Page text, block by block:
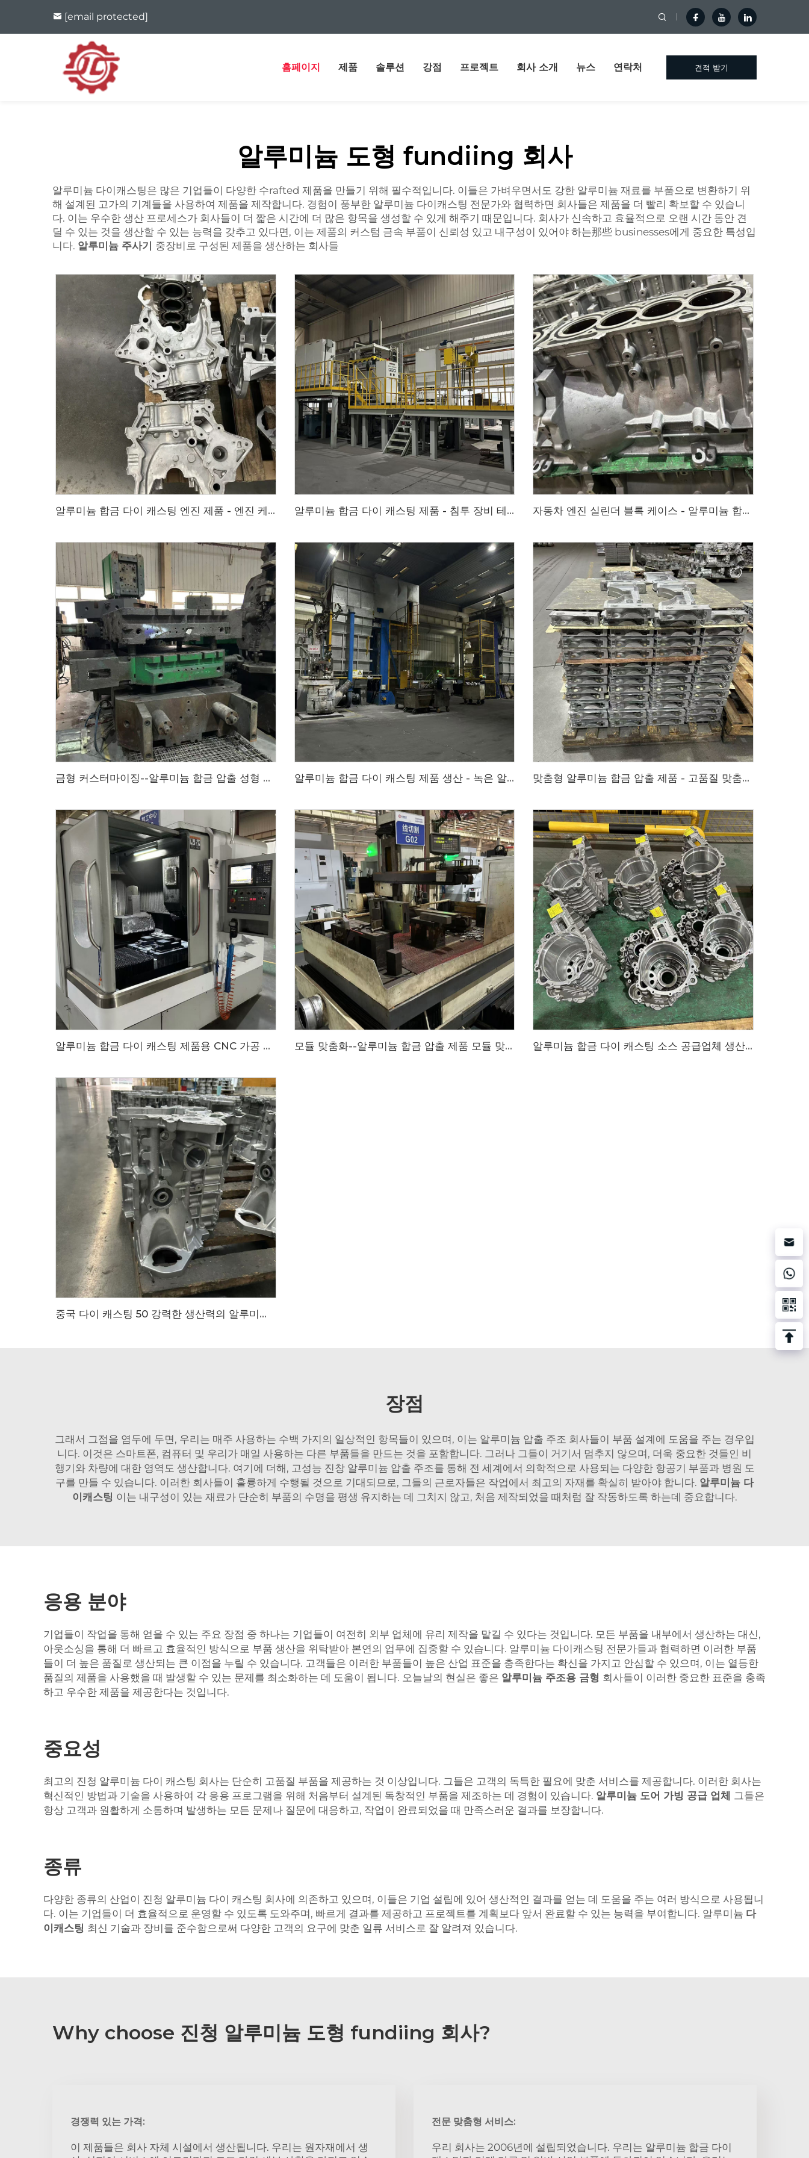
[email protected]
홈페이지 제품 솔루션 강점 프로젝트 회사 소개 뉴스 연락처 견적 받기
알루미늄 도형 fundiing 회사
알루미늄 다이캐스팅은 많은 기업들이 다양한 수rafted 제품을 만들기 위해 필수적입니다. 이들은 가벼우면서도 강한 알루미늄 재료를 부품으로 변환하기 위
해 설계된 고가의 기계들을 사용하여 제품을 제작합니다. 경험이 풍부한 알루미늄 다이캐스팅 전문가와 협력하면 회사들은 제품을 더 빨리 확보할 수 있습니
다. 이는 우수한 생산 프로세스가 회사들이 더 짧은 시간에 더 많은 항목을 생성할 수 있게 해주기 때문입니다. 회사가 신속하고 효율적으로 오랜 시간 동안 견
딜 수 있는 것을 생산할 수 있는 능력을 갖추고 있다면, 이는 제품의 커스텀 금속 부품이 신뢰성 있고 내구성이 있어야 하는那些 businesses에게 중요한 특성입
니다. 알루미늄 주사기 중장비로 구성된 제품을 생산하는 회사들
알루미늄 합금 다이 캐스팅 엔진 제품 - 엔진 케이스 다이 캐스팅, 변속기 케이스 다이 캐스팅, 고품질 알루미늄 합금 다이 캐스팅 케이스 공급업체 알루미늄 합금 다이 캐스팅 제품 - 침투 장비 테스트를 통한 고품질 알루미늄 합금 다이 캐스팅 제품, 고객 품질 요구 사항 충족 자동차 엔진 실린더 블록 케이스 - 알루미늄 합금 다이 캐스팅 제품 커스터마이징, 고품질 OEM 제품 품질 맞춤 알루미늄 합금 다이 캐스팅 제품
금형 커스터마이징--알루미늄 합금 압출 성형 제품 금형 커스터마이징, 다양한 유형의 제품 금형 커스터마이징, 금형 커스터마이징에 중점 알루미늄 합금 다이 캐스팅 제품 생산 - 녹은 알루미늄에서 금형 생산까지, 완전한 알루미늄 합금 다이 캐스팅 제품 생산 공정, 도면으로 맞춤 제작 환영 맞춤형 알루미늄 합금 압출 제품 - 고품질 맞춤형 알루미늄 합금 압출 제품, 대형 자동차 부품 공급업체, 맞춤형 알루미늄 합금 압출 제품
알루미늄 합금 다이 캐스팅 제품용 CNC 가공 공정 - 고품질의 알루미늄 합금 다이 캐스팅 제품용 CNC 가공 공정, CNC 가공 제품 공급업체 모듈 맞춤화--알루미늄 합금 압출 제품 모듈 맞춤화 프로세스, EDM 선 커팅 및 기타 프로세스를 사용하여 모듈의 정밀도가 더 높아지고 고품질 모듈 맞춤화 알루미늄 합금 다이 캐스팅 소스 공급업체 생산 설계 - 알루미늄 합금 다이 캐스팅 제품 고품질 Rohs 품질 시스템 테스트 인증
중국 다이 캐스팅 50 강력한 생산력의 알루미늄 합금 다이 캐스팅 제품 - 자동차 엔진 실린더 블록, OEM 품질의 OEM 품질
장점
그래서 그점을 염두에 두면, 우리는 매주 사용하는 수백 가지의 일상적인 항목들이 있으며, 이는 알루미늄 압출 주조 회사들이 부품 설계에 도움을 주는 경우입
니다. 이것은 스마트폰, 컴퓨터 및 우리가 매일 사용하는 다른 부품들을 만드는 것을 포함합니다. 그러나 그들이 거기서 멈추지 않으며, 더욱 중요한 것들인 비
행기와 차량에 대한 영역도 생산합니다. 여기에 더해, 고성능 진창 알루미늄 압출 주조를 통해 전 세계에서 의학적으로 사용되는 다양한 항공기 부품과 병원 도
구를 만들 수 있습니다. 이러한 회사들이 훌륭하게 수행될 것으로 기대되므로, 그들의 근로자들은 작업에서 최고의 자재를 확실히 받아야 합니다. 알루미늄 다
이캐스팅 이는 내구성이 있는 재료가 단순히 부품의 수명을 평생 유지하는 데 그치지 않고, 처음 제작되었을 때처럼 잘 작동하도록 하는데 중요합니다.
응용 분야
기업들이 작업을 통해 얻을 수 있는 주요 장점 중 하나는 기업들이 여전히 외부 업체에 유리 제작을 맡길 수 있다는 것입니다. 모든 부품을 내부에서 생산하는 대신,
아웃소싱을 통해 더 빠르고 효율적인 방식으로 부품 생산을 위탁받아 본연의 업무에 집중할 수 있습니다. 알루미늄 다이캐스팅 전문가들과 협력하면 이러한 부품
들이 더 높은 품질로 생산되는 큰 이점을 누릴 수 있습니다. 고객들은 이러한 부품들이 높은 산업 표준을 충족한다는 확신을 가지고 안심할 수 있으며, 이는 열등한
품질의 제품을 사용했을 때 발생할 수 있는 문제를 최소화하는 데 도움이 됩니다. 오늘날의 현실은 좋은 알루미늄 주조용 금형 회사들이 이러한 중요한 표준을 충족
하고 우수한 제품을 제공한다는 것입니다.
중요성
최고의 진청 알루미늄 다이 캐스팅 회사는 단순히 고품질 부품을 제공하는 것 이상입니다. 그들은 고객의 독특한 필요에 맞춘 서비스를 제공합니다. 이러한 회사는
혁신적인 방법과 기술을 사용하여 각 응용 프로그램을 위해 처음부터 설계된 독창적인 부품을 제조하는 데 경험이 있습니다. 알루미늄 도어 가빙 공급 업체 그들은
항상 고객과 원활하게 소통하며 발생하는 모든 문제나 질문에 대응하고, 작업이 완료되었을 때 만족스러운 결과를 보장합니다.
종류
다양한 종류의 산업이 진청 알루미늄 다이 캐스팅 회사에 의존하고 있으며, 이들은 기업 설립에 있어 생산적인 결과를 얻는 데 도움을 주는 여러 방식으로 사용됩니
다. 이는 기업들이 더 효율적으로 운영할 수 있도록 도와주며, 빠르게 결과를 제공하고 프로젝트를 계획보다 앞서 완료할 수 있는 능력을 부여합니다. 알루미늄 다
이캐스팅 최신 기술과 장비를 준수함으로써 다양한 고객의 요구에 맞춘 일류 서비스로 잘 알려져 있습니다.
Why choose 진청 알루미늄 도형 fundiing 회사?
경쟁력 있는 가격:
이 제품들은 회사 자체 시설에서 생산됩니다. 우리는 원자재에서 생
전문 맞춤형 서비스:
우리 회사는 2006년에 설립되었습니다. 우리는 알루미늄 합금 다이